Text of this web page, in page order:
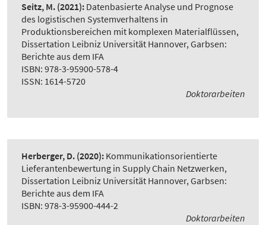
Seitz, M. (2021): Datenbasierte Analyse und Prognose
des logistischen Systemverhaltens in
Produktionsbereichen mit komplexen Materialflüssen,
Dissertation Leibniz Universität Hannover, Garbsen:
Berichte aus dem IFA
ISBN: 978-3-95900-578-4
ISSN: 1614-5720
Doktorarbeiten
Herberger, D. (2020): Kommunikationsorientierte
Lieferantenbewertung in Supply Chain Netzwerken,
Dissertation Leibniz Universität Hannover, Garbsen:
Berichte aus dem IFA
ISBN: 978-3-95900-444-2
Doktorarbeiten